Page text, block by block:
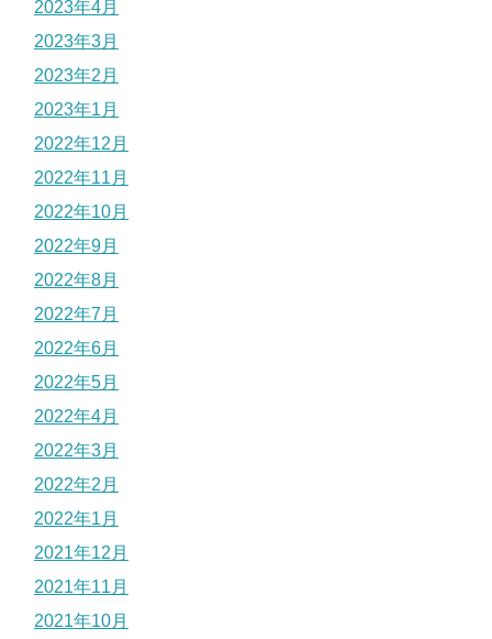
2023年4月
2023年3月
2023年2月
2023年1月
2022年12月
2022年11月
2022年10月
2022年9月
2022年8月
2022年7月
2022年6月
2022年5月
2022年4月
2022年3月
2022年2月
2022年1月
2021年12月
2021年11月
2021年10月